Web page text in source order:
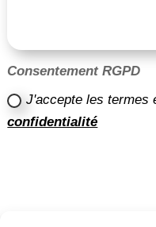
Consentement RGPD
J'accepte les termes
confidentialité